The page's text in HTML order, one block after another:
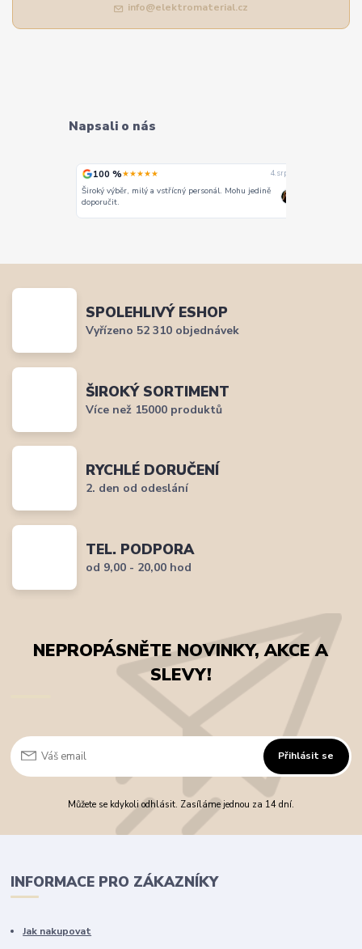
info@elektromaterial.cz
Napsali o nás
100 %★★★★★ 4. srpna
Široký výběr, milý a vstřícný personál. Mohu jedině
doporučit.
SPOLEHLIVÝ ESHOP
Vyřízeno 52 310 objednávek
ŠIROKÝ SORTIMENT
Více než 15000 produktů
RYCHLÉ DORUČENÍ
2. den od odeslání
TEL. PODPORA
od 9,00 - 20,00 hod
NEPROPÁSNĚTE NOVINKY, AKCE A
SLEVY!
Přihlásit se
Můžete se kdykoli odhlásit. Zasíláme jednou za 14 dní.
INFORMACE PRO ZÁKAZNÍKY
Jak nakupovat